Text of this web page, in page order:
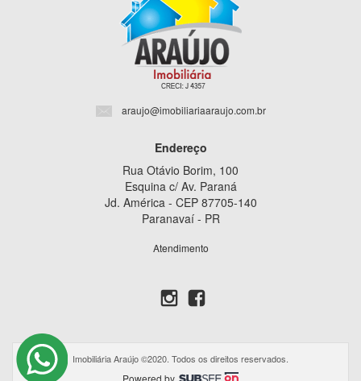
araujo@imobiliariaaraujo.com.br
Endereço
Rua Otávio Borim, 100
Esquina c/ Av. Paraná
Jd. América - CEP 87705-140
Paranavaí - PR
Atendimento
Imobiliária Araújo ©2020. Todos os direitos reservados.
Powered by